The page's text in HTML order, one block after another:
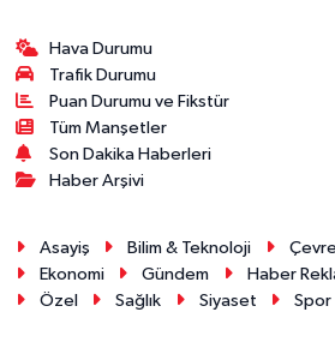
Hava Durumu
Trafik Durumu
Puan Durumu ve Fikstür
Tüm Manşetler
Son Dakika Haberleri
Haber Arşivi
Asayiş Bilim & Teknoloji
Ekonomi
Gündem Haber
Özel
Sağlık Siyaset Spor